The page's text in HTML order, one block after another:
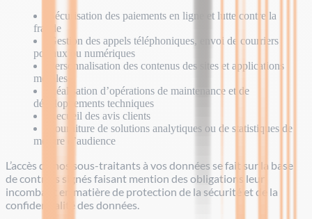
Sécurisation des paiements en ligne et lutte contre la
fraude
Gestion des appels téléphoniques, envoi de courriers
postaux ou numériques
Personnalisation des contenus des sites et applications
mobiles
Réalisation d’opérations de maintenance et de
développements techniques
Recueil des avis clients
Fourniture de solutions analytiques ou de statistiques de
mesure d’audience
L’accès de nos sous-traitants à vos données se fait sur la base
de contrats signés faisant mention des obligations leur
incombant en matière de protection de la sécurité et de la
confidentialité des données.